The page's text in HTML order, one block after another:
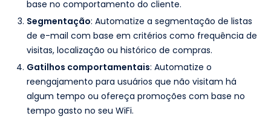
base no comportamento do cliente.
Segmentação: Automatize a segmentação de listas
de e-mail com base em critérios como frequência de
visitas, localização ou histórico de compras.
Gatilhos comportamentais: Automatize o
reengajamento para usuários que não visitam há
algum tempo ou ofereça promoções com base no
tempo gasto no seu WiFi.